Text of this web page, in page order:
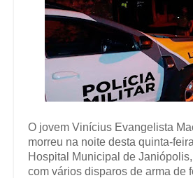
O jovem Vinícius Evangelista
morreu na noite desta quinta-
Hospital Municipal de
com vários disparos de arma de